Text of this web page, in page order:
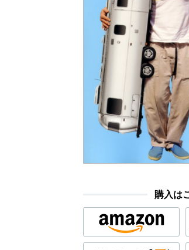
購入は